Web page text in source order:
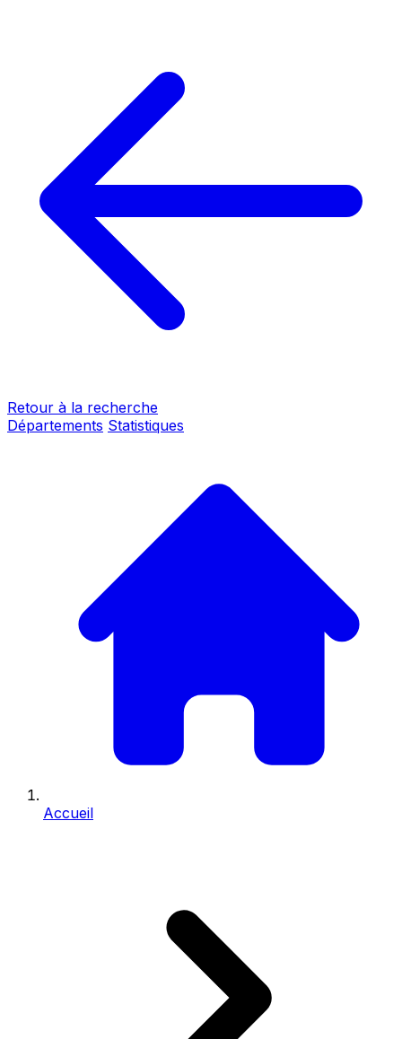
Retour à la recherche
Départements Statistiques
Accueil